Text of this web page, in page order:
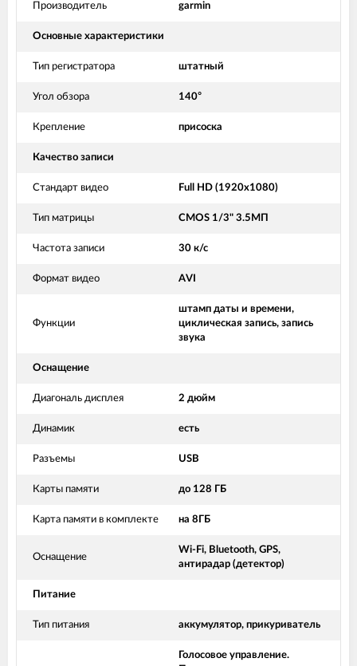
Производитель garmin
Основные характеристики
Тип регистратора штатный
Угол обзора 140°
Крепление присоска
Качество записи
Стандарт видео Full HD (1920x1080)
Тип матрицы CMOS 1/3" 3.5МП
Частота записи 30 к/с
Формат видео AVI
Функции
штамп даты и времени,
циклическая запись, запись
звука
Оснащение
Диагональ дисплея 2 дюйм
Динамик есть
Разъемы USB
Карты памяти до 128 ГБ
Карта памяти в комплекте на 8ГБ
Оснащение
Wi-Fi, Bluetooth, GPS,
антирадар (детектор)
Питание
Тип питания аккумулятор, прикуриватель
Голосовое управление.